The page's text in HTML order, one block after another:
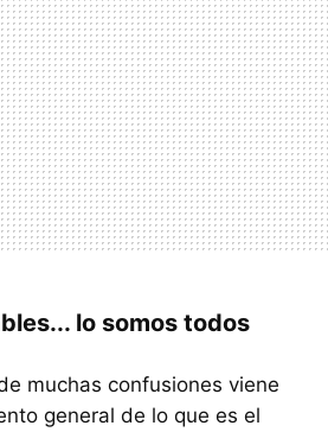
lo somos todos
muchas confusiones viene
general de lo que es el